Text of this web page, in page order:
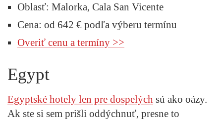
Oblasť: Malorka, Cala San Vicente
Cena: od 642 € podľa výberu termínu
Overiť cenu a termíny >>
Egypt
Egyptské hotely len pre dospelých sú ako oázy.
Ak ste si sem prišli oddýchnuť, presne to